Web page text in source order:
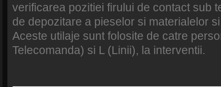
verificarea pozitiei firului de contact sub
de depozitare a pieselor si materialelor
Aceste utilaje sunt folosite de catre
Telecomanda) si L (Linii), la interventii.